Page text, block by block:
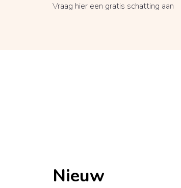
Vraag hier een gratis schatting aan
Nieuw